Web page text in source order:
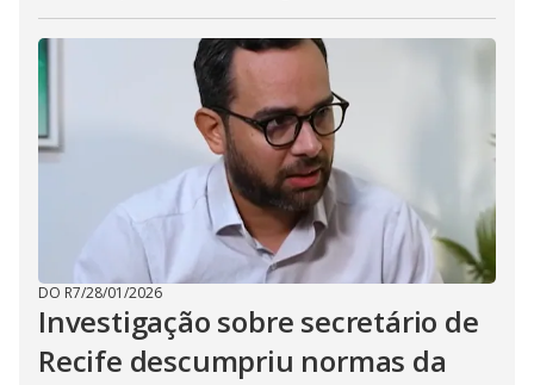
DO R7/28/01/2026
Investigação sobre secretário de
Recife descumpriu normas da